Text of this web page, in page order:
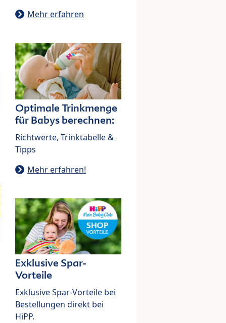
Mehr erfahren
Optimale Trinkmenge
für Babys berechnen:
Richtwerte, Trinktabelle &
Tipps
Mehr erfahren!
Exklusive Spar-
Vorteile
Exklusive Spar-Vorteile bei
Bestellungen direkt bei
HiPP.